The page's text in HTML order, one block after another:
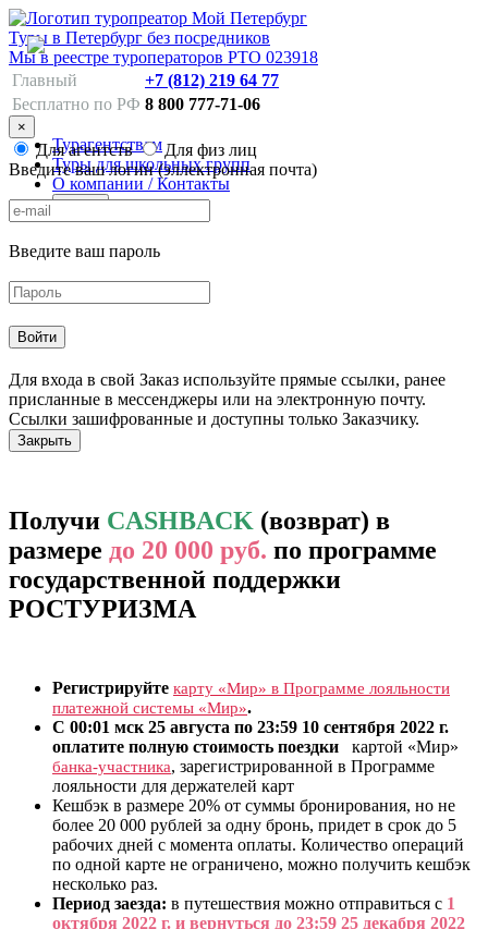
Туры в Петербург без посредников
Мы в реестре туроператоров РТО 023918
Главный
+7 (812) 219 64 77
Бесплатно по РФ 8 800 777-71-06
Турагентствам
Туры для школьных групп
О компании / Контакты
Войти
×
Для агентств
Для физ лиц
Введите ваш логин (эллектронная почта)
Введите ваш пароль
Для входа в свой Заказ используйте прямые ссылки, ранее
присланные в мессенджеры или на электронную почту.
Ссылки зашифрованные и доступны только Заказчику.
Закрыть
Получи CASHBACK (возврат) в
размере до 20 000 руб. по программе
государственной поддержки
РОСТУРИЗМА
Регистрируйте карту «Мир» в Программе лояльности
платежной системы «Мир».
С 00:01 мск 25 августа по 23:59 10 сентября 2022 г.
оплатите полную стоимость поездки
картой «Мир»
банка-участника, зарегистрированной в Программе
лояльности для держателей карт
Кешбэк в размере 20% от суммы бронирования, но не
более 20 000 рублей за одну бронь, придет в срок до 5
рабочих дней с момента оплаты. Количество операций
по одной карте не ограничено, можно получить кешбэк
несколько раз.
Период заезда: в путешествия можно отправиться с 1
октября 2022 г. и вернуться до 23:59 25 декабря 2022